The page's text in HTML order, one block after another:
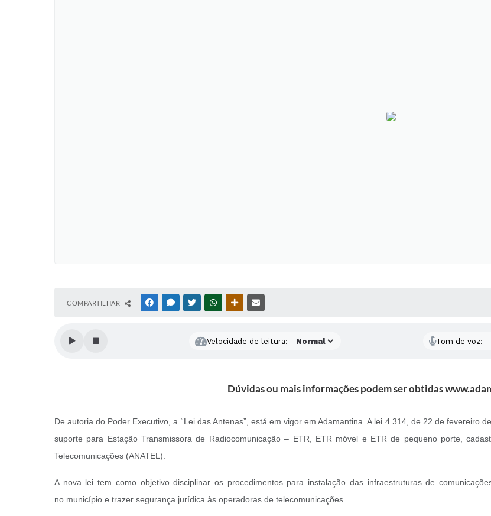
COMPARTILHAR FACEBOOKMESSENGER
TWITTERWHATSAPPOUTRAS MÍDIAS
Velocidade de leitura: Tom de voz:
Dúvidas ou mais informações podem ser obtidas
De autoria do Poder Executivo, a “Lei das Antenas”, está em vigor em Adamantina. A lei 4.314, de 22 de fevereiro
suporte para Estação Transmissora de Radiocomunicação – ETR, ETR móvel e ETR de pequeno porte,
Telecomunicações (ANATEL).
A nova lei tem como objetivodisciplinar os procedimentos para instalação das infraestruturas de
no município e trazer segurança jurídica às operadoras de telecomunicações.